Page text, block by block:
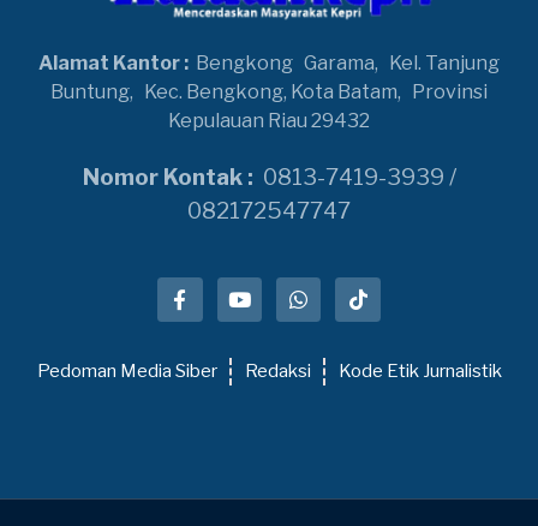
Alamat Kantor : Bengkong Garama, Kel. Tanjung
Buntung, Kec. Bengkong, Kota Batam, Provinsi
Kepulauan Riau 29432
Nomor Kontak : 0813-7419-3939 /
082172547747
Pedoman Media Siber Redaksi Kode Etik Jurnalistik